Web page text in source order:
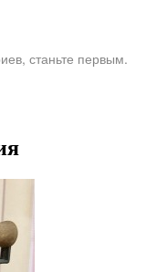
станьте первым.